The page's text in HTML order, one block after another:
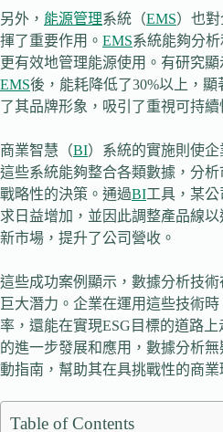
另外， 能源管理系統（EMS）也
揮了重要作用。 EMS系統能夠分
更有效地管理能源使用。有研究
EMS後，能耗降低了30%以上，
了其品牌形象，吸引了重視可持續
商業智慧（BI）系統的實施則使
這些系統能夠整合各類數據，分
戰略性的決策。通過BI工具，某
求日益增加，並因此調整產品線
新市場，提升了公司營收。
這些成功案例顯示，數據分析技
巨大潛力。企業在運用這些技術
率，還能在實現ESG目標的道路
的進一步發展和應用，數據分析
動指南，幫助其在具挑戰性的商業
Table of Contents